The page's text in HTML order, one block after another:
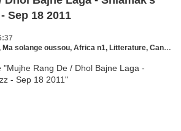
Sep 18 2011
EVENEMENTS, GALA, CONCERTS , FASHION SHOW ,Festival International, Cannes,Michel Courcil, ,Bollywood, India, USA, Hollywood, Canada, Vancouver